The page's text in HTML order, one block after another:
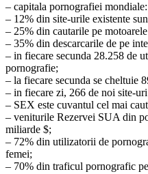
– capitala pornografiei
– 12% din site-urile existente
– 25% din cautarile pe
– 35% din descarcarile de pe
– in fiecare secunda 28.258 de
pornografie;
– la fiecare secunda se cheltuie
– in fiecare zi, 266 de noi site-
– SEX este cuvantul cel mai
– veniturile Rezervei SUA din
miliarde $;
– 72% din utilizatorii de
femei;
– 70% din traficul pornografic